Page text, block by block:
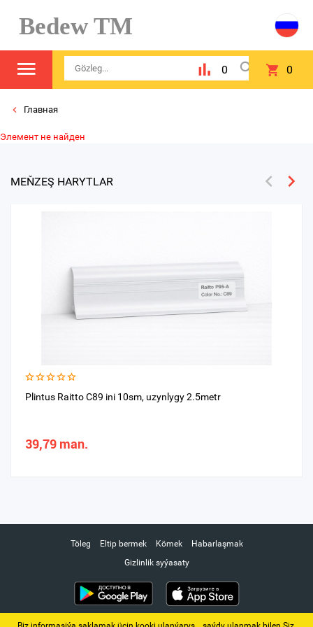
Bedew TM
0 0
Главная
Элемент не найден
MEŇZEŞ HARYTLAR
Plintus Raitto C89 ini 10sm, uzynlygy 2.5metr
39,79 man.
Töleg Eltip bermek Kömek
Habarlaşmak
Gizlinlik syýasaty